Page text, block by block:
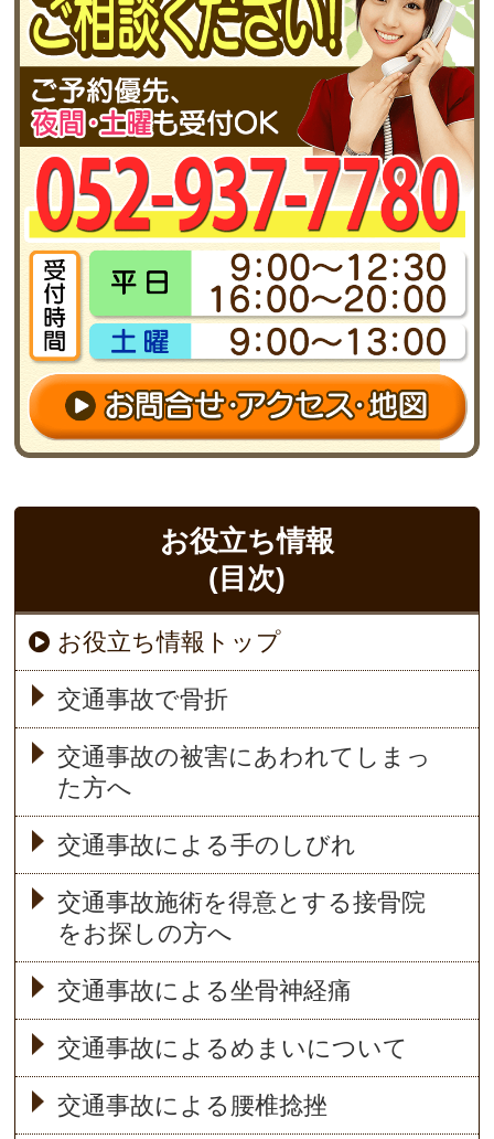
お役立ち情報
(目次)
お役立ち情報トップ
交通事故で骨折
交通事故の被害にあわれてしまっ
た方へ
交通事故による手のしびれ
交通事故施術を得意とする接骨院
をお探しの方へ
交通事故による坐骨神経痛
交通事故によるめまいについて
交通事故による腰椎捻挫